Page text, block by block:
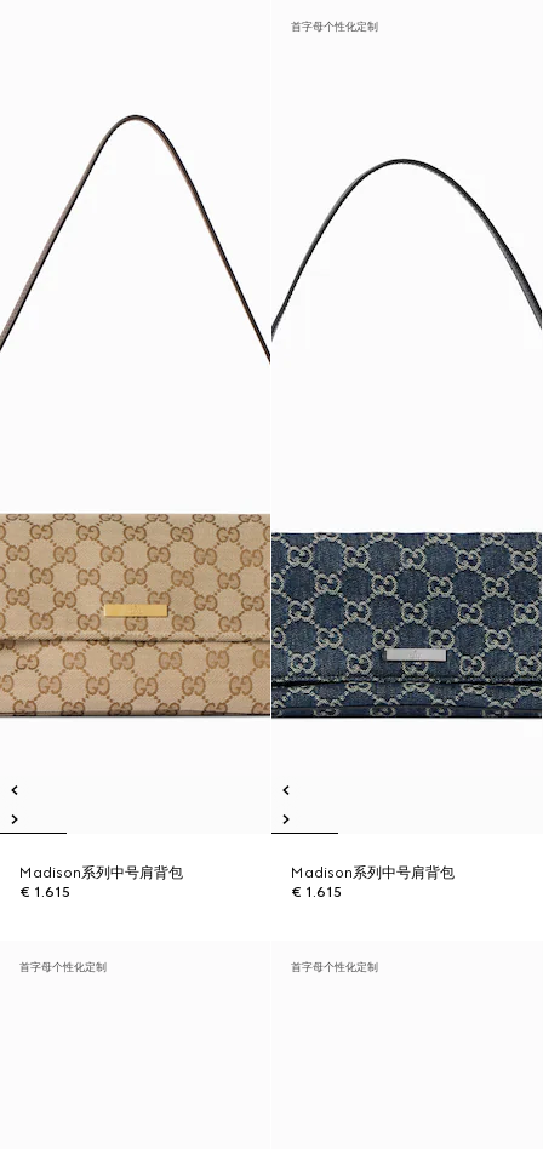
Madison系列中号肩背包
€ 1.615
首字母个性化定制
Madison系列中号肩背包
€ 1.615
首字母个性化定制 首字母个性化定制